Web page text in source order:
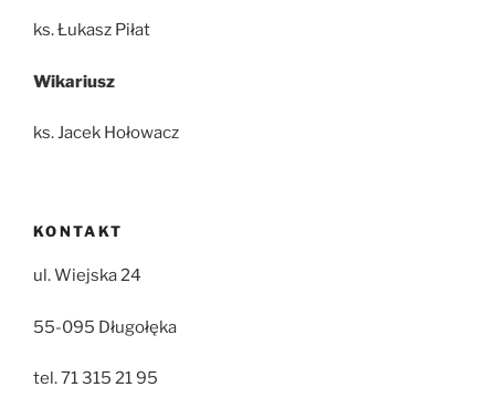
ks. Łukasz Piłat
Wikariusz
ks. Jacek Hołowacz
KONTAKT
ul. Wiejska 24
55-095 Długołęka
tel. 71 315 21 95